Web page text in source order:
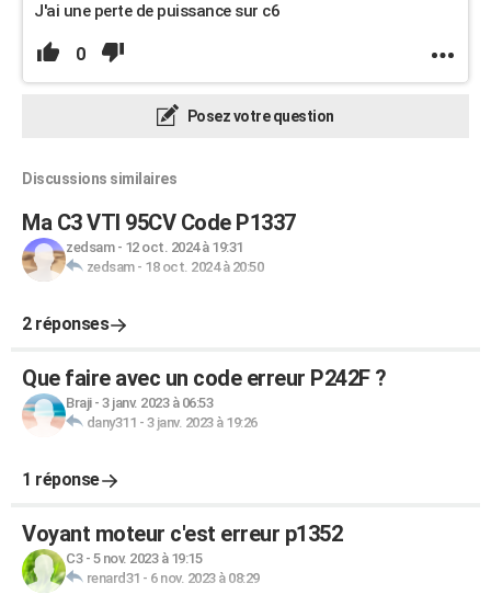
J'ai une perte de puissance sur c6
0
Posez votre question
Discussions similaires
Ma C3 VTI 95CV Code P1337
zedsam- 12 oct. 2024 à 19:31
zedsam- 18 oct. 2024 à 20:50
2 réponses
Que faire avec un code erreur P242F ?
Braji- 3 janv. 2023 à 06:53
dany311 - 3 janv. 2023 à 19:26
1 réponse
Voyant moteur c'est erreur p1352
C3- 5 nov. 2023 à 19:15
renard31 - 6 nov. 2023 à 08:29